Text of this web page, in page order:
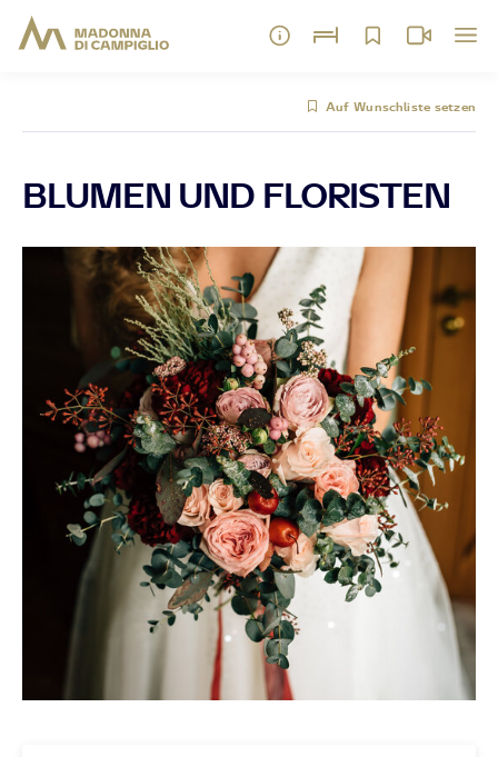
Auf Wunschliste setzen
BLUMEN UND FLORISTEN